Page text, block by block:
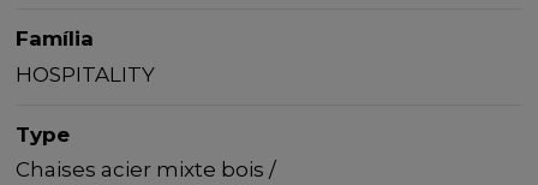
Família
HOSPITALITY
Type
Chaises acier mixte bois /